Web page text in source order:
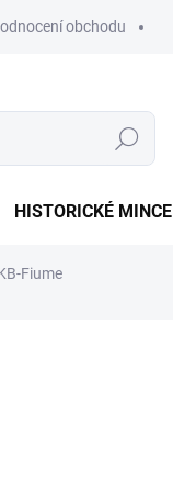
obchodu
Hledat
HISTORICKÉ MINCE
Fiume